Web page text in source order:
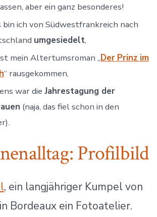
aber ein ganz besonderes!
ich von Südwestfrankreich nach
umgesiedelt,
mein Altertumsroman „Der Prinz im
“ rausgekommen,
war die Jahrestagung der
(naja, das fiel schon in den
Profilbild
, ein langjähriger Kumpel von
Bordeaux ein Fotoatelier.